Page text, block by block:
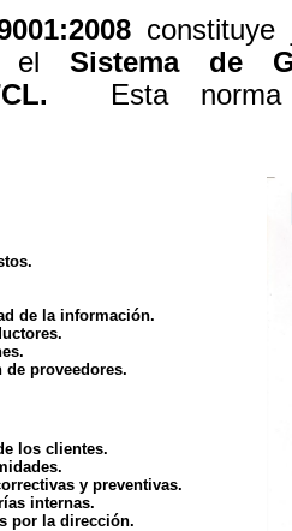
el Sistema de
Esta norma
de la información.
de proveedores.
los clientes.
y preventivas.
internas.
por la dirección.